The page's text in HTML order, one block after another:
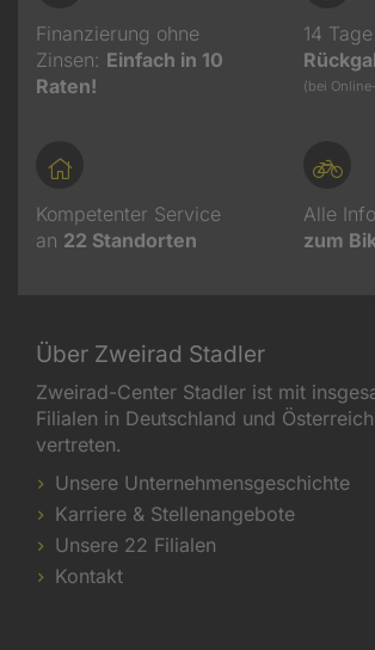
Finanzierung ohne
Zinsen: Einfach in 10
Raten!
14
(bei
Kompetenter Service
an 22 Standorten
Alle
zum
Über Zweirad Stadler
Zweirad-Center Stadler ist mit
Filialen in Deutschland und
vertreten.
Unsere Unternehmensgeschichte
Karriere & Stellenangebote
Unsere 22 Filialen
Kontakt